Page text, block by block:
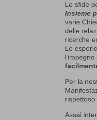
Le sfide
Insieme
varie
delle
ricerche
Le
Per la
rispettoso
Assai